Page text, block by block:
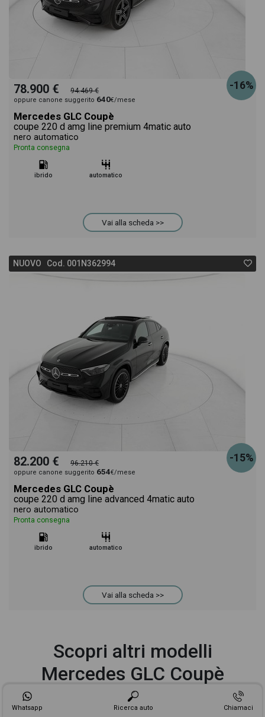
-16%
78.900 € 94.469 €
oppure canone suggerito 640€/mese
Mercedes GLC Coupè
coupe 220 d amg line premium 4matic auto
nero automatico
Pronta consegna
ibrido automatico
Vai alla scheda >>
NUOVO Cod. 001N362994
-15%
82.200 € 96.210 €
oppure canone suggerito 654€/mese
Mercedes GLC Coupè
coupe 220 d amg line advanced 4matic auto
nero automatico
Pronta consegna
ibrido automatico
Vai alla scheda >>
Scopri altri modelli
Mercedes GLC Coupè
Mercedes GLC Coupè 200
Whatsapp Ricerca auto Chiamaci